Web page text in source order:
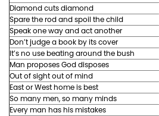
Diamond cuts diamond
Spare the rod and spoil the child
Speak one way and act another
Don’t judge a book by its cover
It’s no use beating around the bush
Man proposes God disposes
Out of sight out of mind
East or West home is best
So many men, so many minds
Every man has his mistakes